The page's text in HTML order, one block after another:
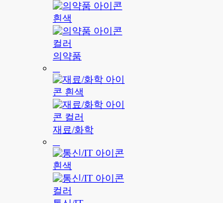
의약품
재료/화학